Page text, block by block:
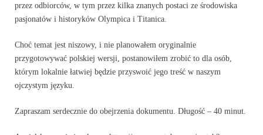
przez odbiorców, w tym przez kilka znanych postaci ze środowiska
pasjonatów i historyków Olympica i Titanica.
Choć temat jest niszowy, i nie planowałem oryginalnie
przygotowywać polskiej wersji, postanowiłem zrobić to dla osób,
którym lokalnie łatwiej będzie przyswoić jego treść w naszym
ojczystym języku.
Zapraszam serdecznie do obejrzenia dokumentu. Długość – 40 minut.